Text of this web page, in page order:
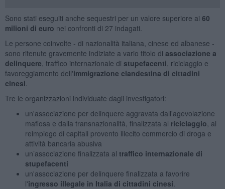
Sono stati eseguiti anche sequestri per un valore superiore ai 60
milioni di euro nei confronti di 27 indagati.
Le persone coinvolte - di nazionalità italiana, cinese ed albanese -
sono ritenute gravemente indiziate a vario titolo di associazione a
delinquere , traffico internazionale di stupefacenti , riciclaggio e
favoreggiamento dell'immigrazione clandestina di cittadini
cinesi
Tre le organizzazioni individuate dagli investigatori:
un'associazione per delinquere aggravata dall'agevolazione
mafiosa e dalla transnazionalità, finalizzata al riciclaggio , al
reimpiego di capitali provento illecito commercio di droga e
attività bancaria abusiva
un’associazione finalizzata al traffico internazionale di
stupefacenti
un'associazione per delinquere finalizzata a favorire
l'ingresso illegale in Italia di cittadini cinesi